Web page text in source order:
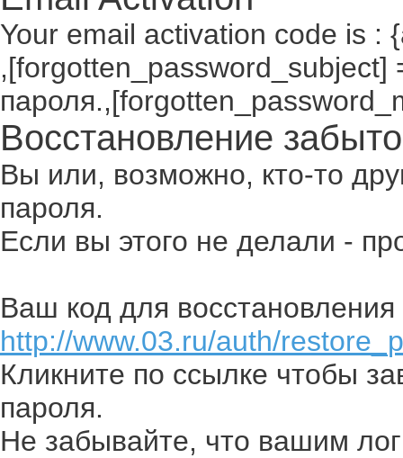
Your email activation code is :
,[forgotten_password_subject]
Восстановление
Вы или, возможно, кто-то
пароля.
Если вы этого не делали -
Ваш код для восстановления
http://www.03.ru/auth/
Кликните по ссылке чтобы
пароля.
Не забывайте, что вашим